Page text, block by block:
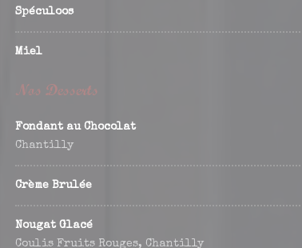
Spéculoos
Miel
Nos Desserts
Fondant au Chocolat
Chantilly
Crème Brulée
Nougat Glacé
Coulis Fruits Rouges, Chantilly